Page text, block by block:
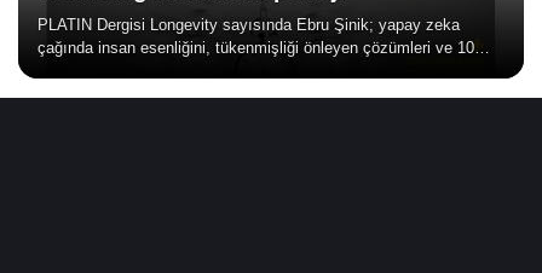
PLATIN Dergisi Longevity sayısında Ebru Şinik; yapay zeka
çağında insan esenliğini, tükenmişliği önleyen çözümleri ve 10